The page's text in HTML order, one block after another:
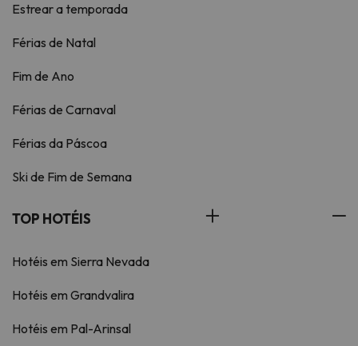
Estrear a temporada
Férias de Natal
Fim de Ano
Férias de Carnaval
Férias da Páscoa
Ski de Fim de Semana
TOP HOTÉIS
Hotéis em Sierra Nevada
Hotéis em Grandvalira
Hotéis em Pal-Arinsal